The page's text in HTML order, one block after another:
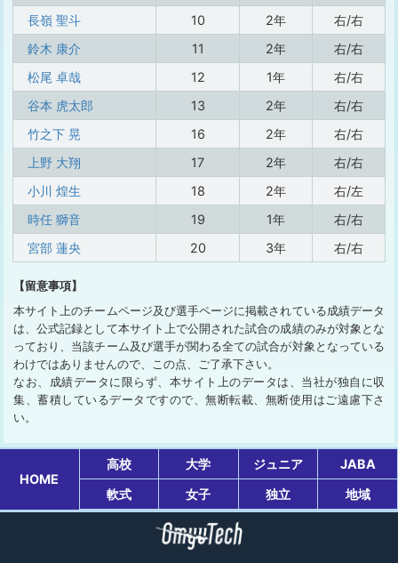
長嶺 聖斗
10 2年
右/右
鈴木 康介
11 2年
右/右
松尾 卓哉
12 1年
右/右
谷本 虎太郎
13 2年
右/右
竹之下 晃
16 2年
右/右
上野 大翔
17 2年
右/右
小川 煌生
18 2年
右/左
時任 獅音
19 1年
右/右
宮部 蓮央
20 3年 右/右
【留意事項】
本サイト上のチームページ及び選手ページに掲載されている成績データ
は、公式記録として本サイト上で公開された試合の成績のみが対象とな
っており、当該チーム及び選手が関わる全ての試合が対象となっている
わけではありませんので、この点、ご了承下さい。
なお、成績データに限らず、本サイト上のデータは、当社が独自に収
集、蓄積しているデータですので、無断転載、無断使用はご遠慮下さ
い。
HOME
高校 大学 ジュニア
JABA
軟式
女子 独立 地域